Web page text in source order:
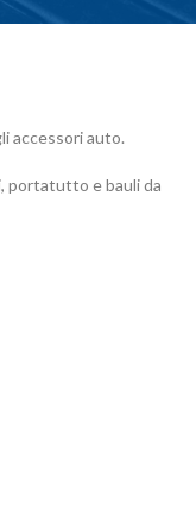
accessori auto.
portatutto e bauli da